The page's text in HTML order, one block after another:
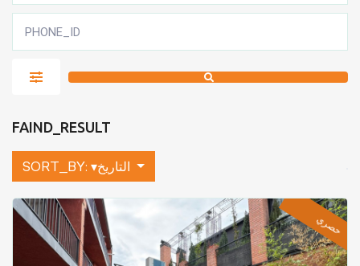
FAIND_RESULT
SORT_BY:
حصري